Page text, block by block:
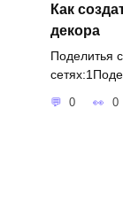
Как
декора
Поделитья
0 0